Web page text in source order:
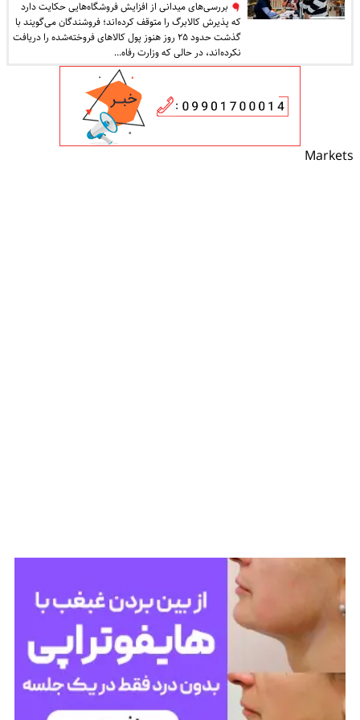
بررسی‌های میدانی از افزایش فروشگاه‌هایی حکایت دارد
که پذیرش کالابرگ را متوقف کرده‌اند؛ فروشندگان می‌گویند با
گذشت حدود ۲۵ روز هنوز پول کالاهای فروخته‌شده را دریافت
نکرده‌اند، در حالی که وزارت رفاه…
Markets